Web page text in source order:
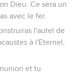
Dieu. Ce sera un
avec le fer.
l'autel de
à l'Eternel,
et tu